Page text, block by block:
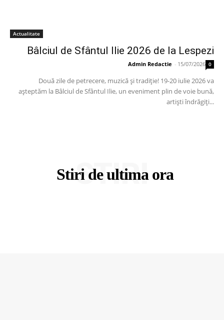
Actualitate
Bâlciul de Sfântul Ilie 2026 de la Lespezi
Admin Redactie - 15/07/2026 0
Două zile de petrecere, muzică și tradiție! 19-20 iulie 2026 va
așteptăm la Bâlciul de Sfântul Ilie, un eveniment plin de voie bună,
artiști îndrăgiți...
Stiri de ultima ora
STIRI